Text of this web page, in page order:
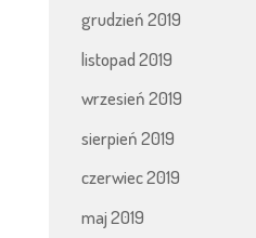
grudzień 2019
listopad 2019
wrzesień 2019
sierpień 2019
czerwiec 2019
maj 2019